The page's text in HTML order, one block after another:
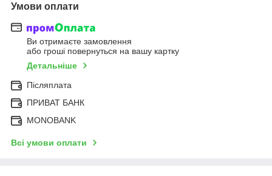
Умови оплати
Ви отримаєте замовлення
або гроші повернуться на вашу картку
Детальніше
Післяплата
ПРИВАТ БАНК
MONOBANK
Всі умови оплати